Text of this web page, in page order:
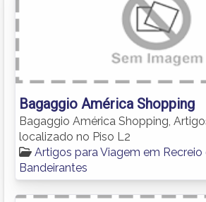
Bagaggio América Shopping
Bagaggio América Shopping,
localizado no Piso L2
Artigos para Viagem em Recreio
Bandeirantes